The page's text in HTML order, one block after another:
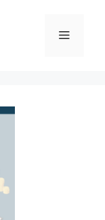
메